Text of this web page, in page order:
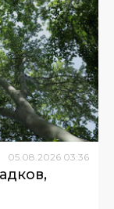
05.08.2026 03:36